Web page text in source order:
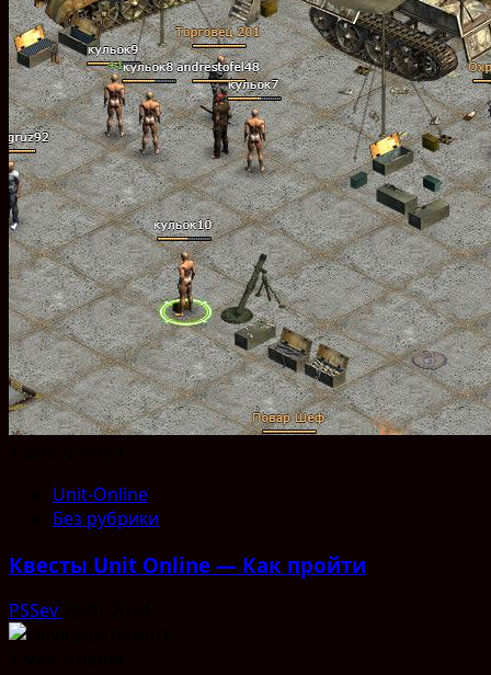
Unit-Online
Без рубрики
Квесты Unit Online — Как пройти
PSSev